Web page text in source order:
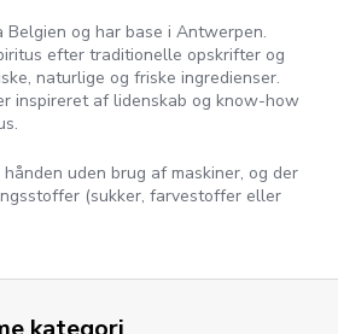
Belgien og har base i Antwerpen.
efter traditionelle opskrifter og
naturlige og friske ingredienser.
inspireret af lidenskab og know-how
uden brug af maskiner, og der
(sukker, farvestoffer eller